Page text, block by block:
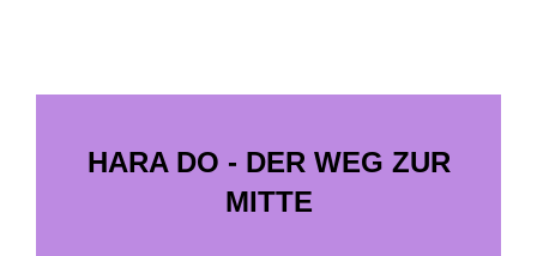
HARA DO - DER WEG ZUR
MITTE